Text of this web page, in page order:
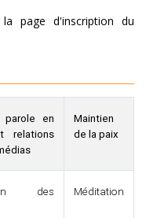
page d'inscription du
en
relations
Maintien
de la paix
des
Méditation